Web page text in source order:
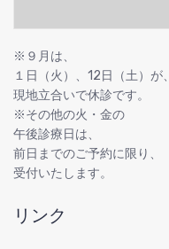
※９月は、
１日（火）、12日（土）が、
現地立合いで休診です。
※その他の火・金の
午後診療日は、
前日までのご予約に限り、
受付いたします。
リンク